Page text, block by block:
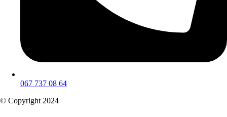
067 737 08 64
© Copyright 2024